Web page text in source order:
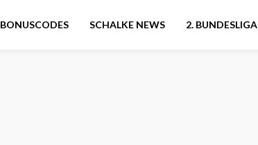
BONUSCODES SCHALKE NEWS 2. BUNDESLIGA